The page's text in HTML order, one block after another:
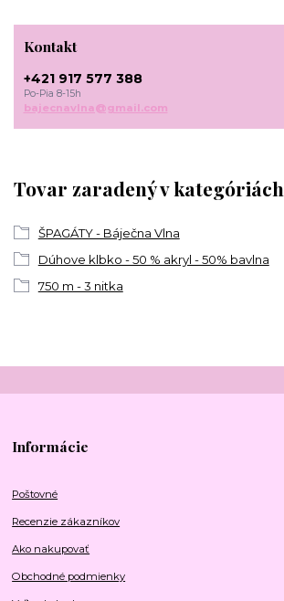
Tovar zaradený v kategóriách
ŠPAGÁTY - Báječna Vlna
Dúhove klbko - 50 % akryl - 50% bavlna
750 m - 3 nitka
Kontakt
+421 917 577 388
Po-Pia 8-15h
bajecnavlna@gmail.com
Informácie
Poštovné
Recenzie zákazníkov
Ako nakupovať
Obchodné podmienky